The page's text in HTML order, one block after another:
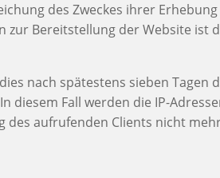
des Zweckes ihrer
Bereitstellung der Website ist
nach spätestens sieben Tagen
diesem Fall werden die IP-
aufrufenden Clients nicht